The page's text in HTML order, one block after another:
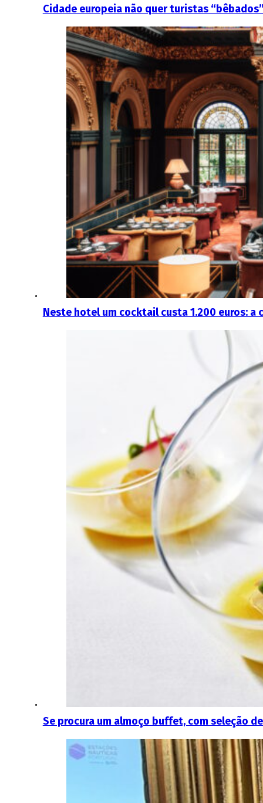
Cidade europeia não quer turistas
Neste hotel um cocktail custa 1.200 euros: a
Se procura um almoço buffet, com seleção